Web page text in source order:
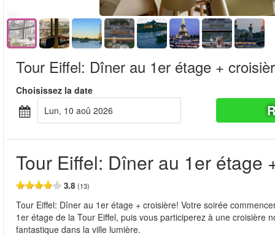
Tour Eiffel: Dîner au 1er étage +
Choisissez la date
lun, 10 aoû 2026
Tour Eiffel: Dîner au 1er étage
3.8 (13)
Tour Eiffel: Dîner au 1er étage + croisière! Votre soirée
1er étage de la Tour Eiffel, puis vous participerez à une croisière
fantastique dans la ville lumière.